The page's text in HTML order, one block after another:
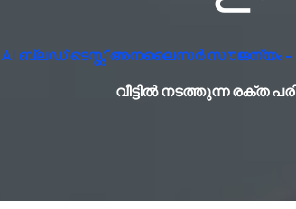
AI ബ്ലഡ് ടെസ്റ്റ് അനലൈസർ സൗജന്യം -
വീട്ടിൽ നടത്തുന്ന രക്ത